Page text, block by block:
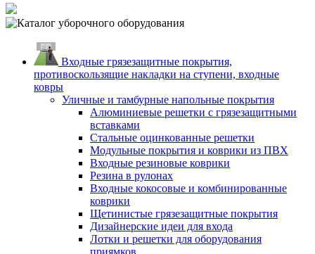
Входные грязезащитные покрытия,
противоскользящие накладки на ступени, входные
ковры
Уличные и тамбурные напольные покрытия
Алюминиевые решетки с грязезащитными
вставками
Стальные оцинкованные решетки
Модульные покрытия и коврики из ПВХ
Входные резиновые коврики
Резина в рулонах
Входные кокосовые и комбинированные
коврики
Щетинистые грязезащитные покрытия
Дизайнерские идеи для входа
Лотки и решетки для оборудования